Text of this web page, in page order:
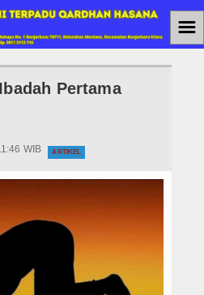
☰
Pertama
WIB
ARTIKEL